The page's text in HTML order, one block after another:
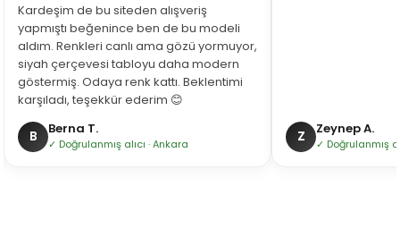
Kardeşim de bu siteden alışveriş
yapmıştı beğenince ben de bu modeli
aldım. Renkleri canlı ama gözü yormuyor,
siyah çerçevesi tabloyu daha modern
göstermiş. Odaya renk kattı. Beklentimi
karşıladı, teşekkür ederim 😊
B Berna T.
✓ Doğrulanmış alıcı · Ankara Z Zeynep A.
✓ Doğrulanmış